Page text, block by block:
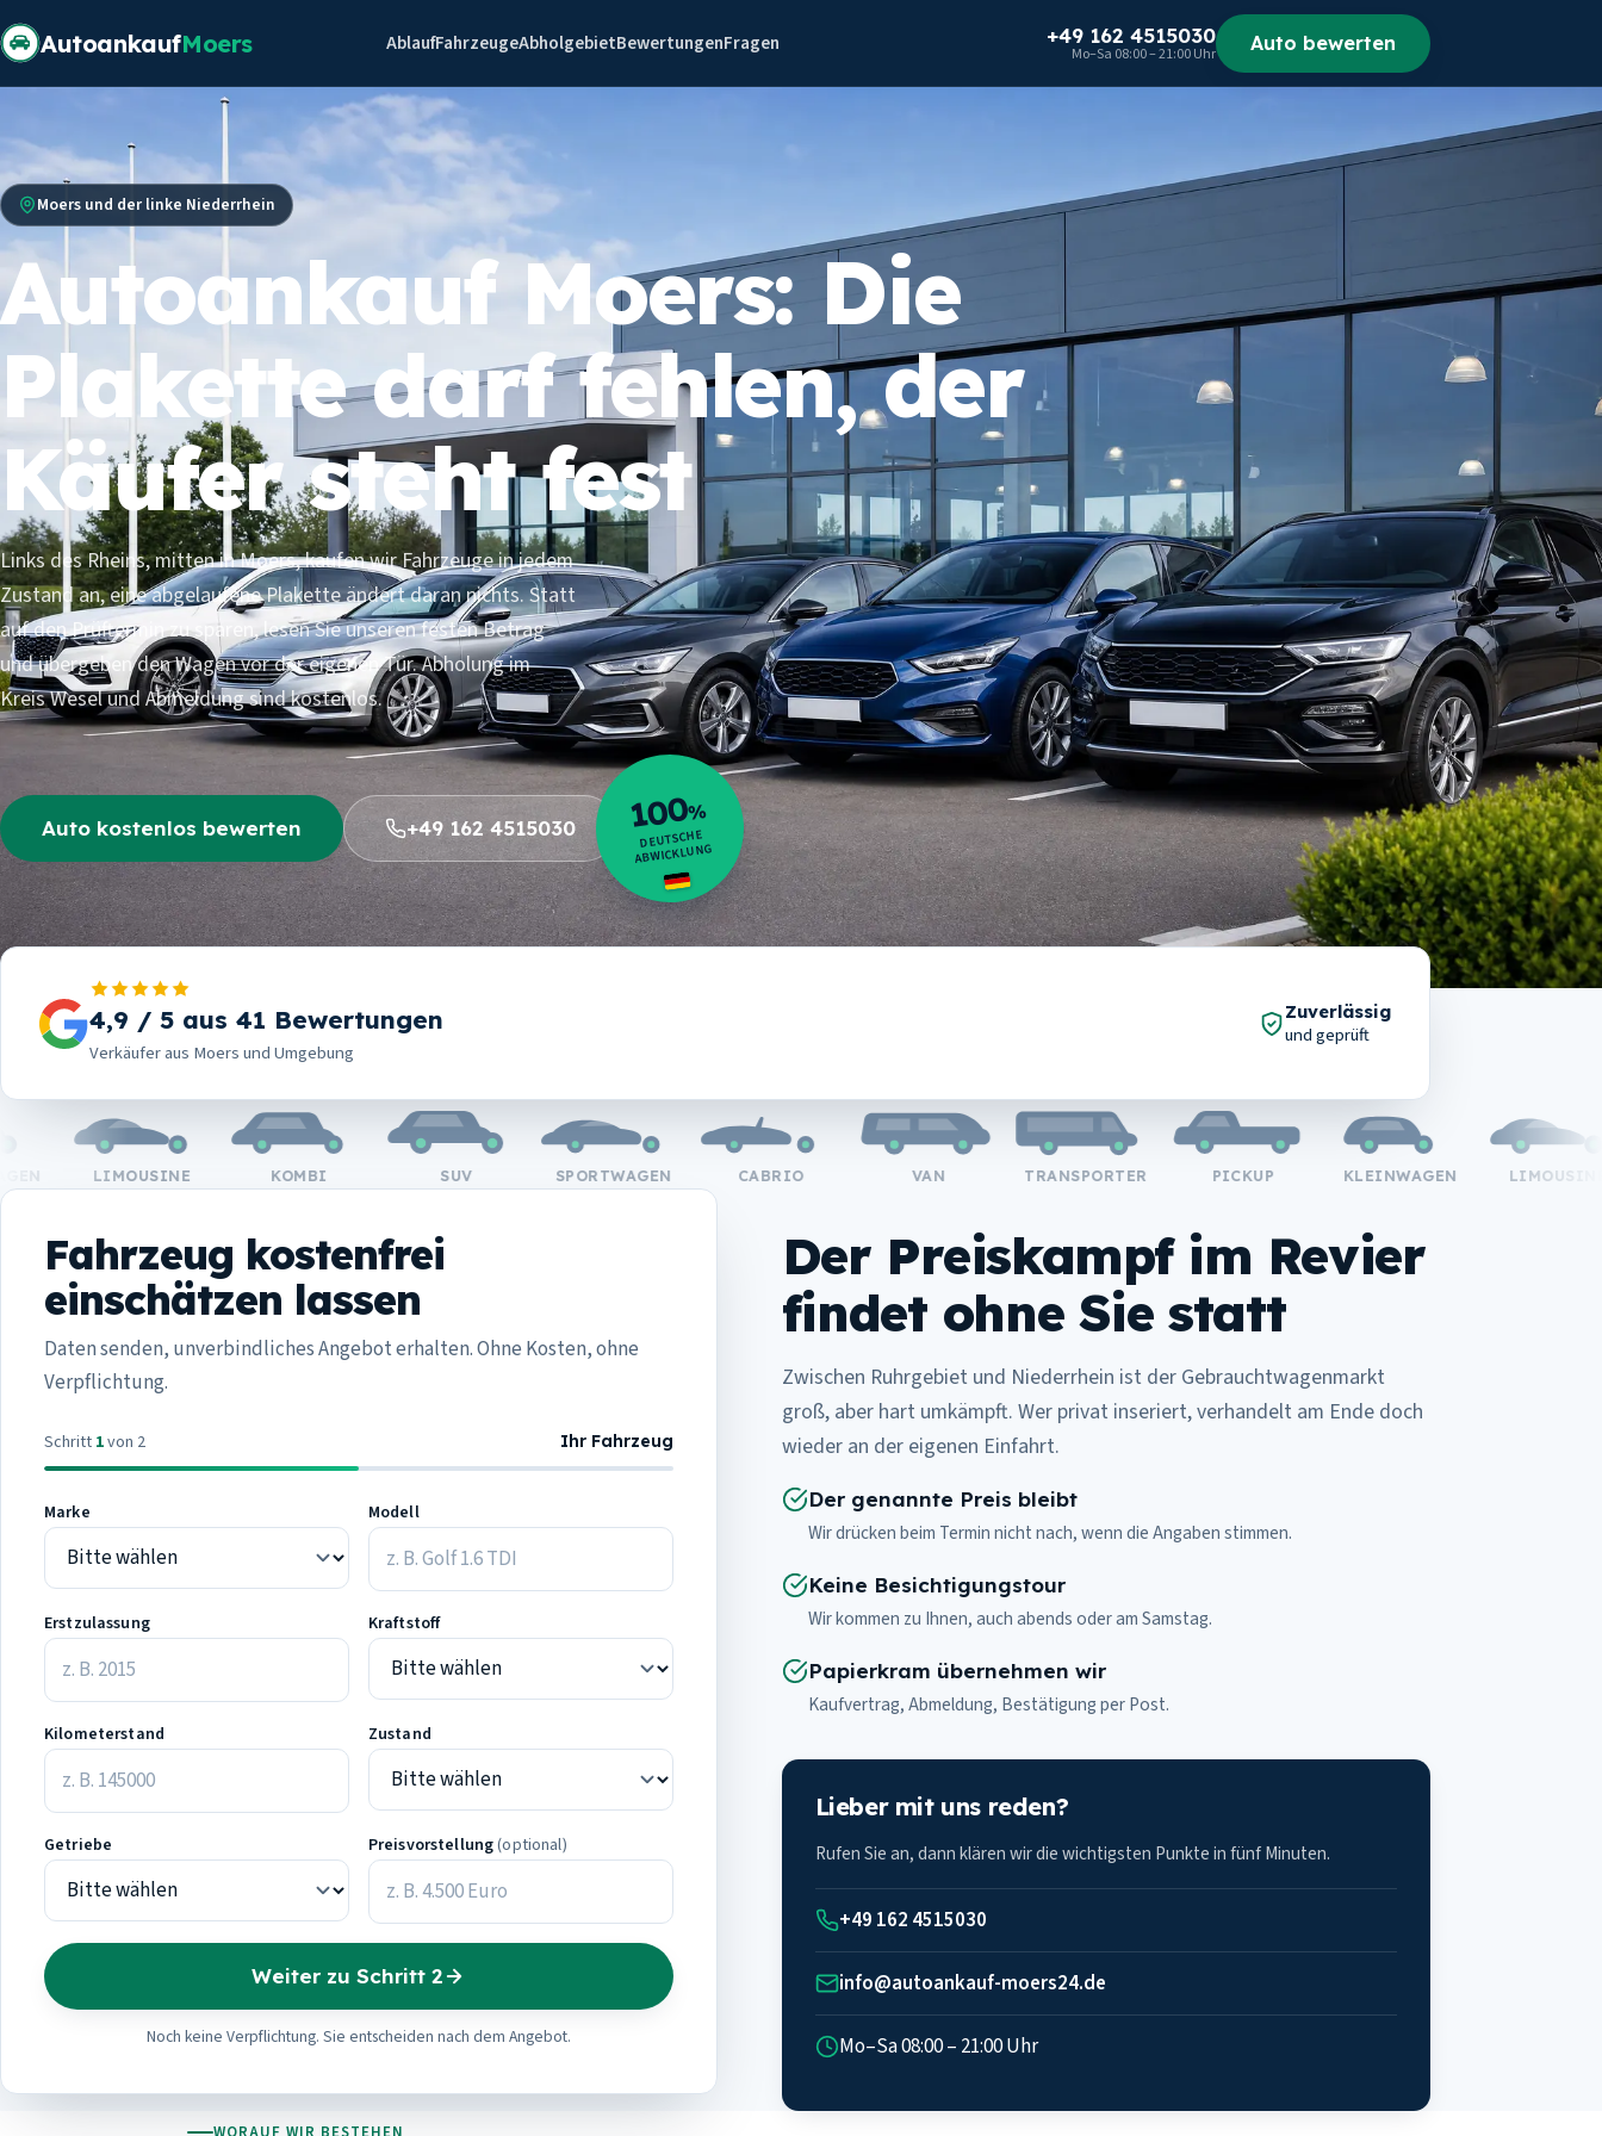
AutoankaufMoers AblaufFahrzeugeAbholgebietBewertungenFragen +49 162 4515030
Mo–Sa 08:00 – 21:00 Uhr Auto bewerten
Moers und der linke Niederrhein
Autoankauf Moers: Die
Plakette darf fehlen, der
Käufer steht fest
Links des Rheins, mitten in Moers, kaufen wir Fahrzeuge in jedem
Zustand an, eine abgelaufene Plakette ändert daran nichts. Statt
auf den Prüftermin zu sparen, lesen Sie unseren festen Betrag
und übergeben den Wagen vor der eigenen Tür. Abholung im
Kreis Wesel und Abmeldung sind kostenlos.
Auto kostenlos bewerten +49 162 4515030 100%
DEUTSCHE
ABWICKLUNG
12Jahre
Erfahrung im Fahrzeugankauf bis zu Ihrem Angebot Zahlung bei der Übergabe
4,9 / 5 aus 41 Bewertungen
Verkäufer aus Moers und Umgebung
Zuverlässig
und geprüft
LIMOUSINE KOMBI SUV SPORTWAGEN CABRIO VAN TRANSPORTER PICKUP KLEINWAGEN LIMOUSINE
Fahrzeug kostenfrei
einschätzen lassen
Daten senden, unverbindliches Angebot erhalten. Ohne Kosten, ohne
Verpflichtung.
Schritt 1von 2 Ihr Fahrzeug
Marke Modell
Erstzulassung Kraftstoff
Kilometerstand Zustand
Getriebe Preisvorstellung(optional)
Weiter zu Schritt 2
Noch keine Verpflichtung. Sie entscheiden nach dem Angebot.
Der Preiskampf im Revier
findet ohne Sie statt
Zwischen Ruhrgebiet und Niederrhein ist der Gebrauchtwagenmarkt
groß, aber hart umkämpft. Wer privat inseriert, verhandelt am Ende doch
wieder an der eigenen Einfahrt.
Der genannte Preis bleibt
Wir drücken beim Termin nicht nach, wenn die Angaben stimmen.
Keine Besichtigungstour
Wir kommen zu Ihnen, auch abends oder am Samstag.
Papierkram übernehmen wir
Kaufvertrag, Abmeldung, Bestätigung per Post.
Lieber mit uns reden?
Rufen Sie an, dann klären wir die wichtigsten Punkte in fünf Minuten.
+49 162 4515030
info@autoankauf-moers24.de
Mo–Sa 08:00 – 21:00 Uhr